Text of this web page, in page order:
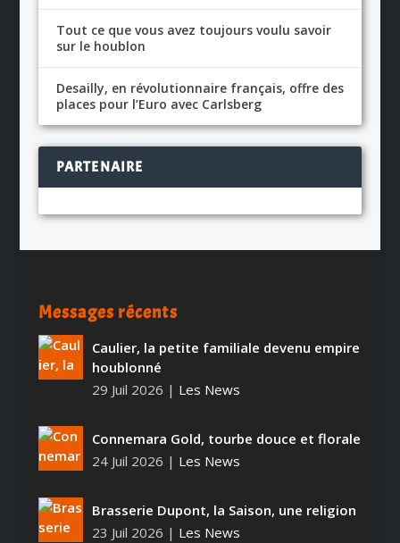
Tout ce que vous avez toujours voulu savoir
sur le houblon
Desailly, en révolutionnaire français, offre des
places pour l’Euro avec Carlsberg
PARTENAIRE
Messages récents
Caulier, la petite familiale devenu empire
houblonné
29 Juil 2026 | Les News
Connemara Gold, tourbe douce et florale
24 Juil 2026 | Les News
Brasserie Dupont, la Saison, une religion
23 Juil 2026 | Les News